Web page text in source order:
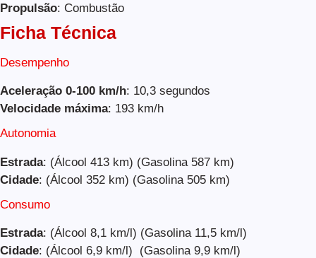
Propulsão: Combustão
Ficha Técnica
Desempenho
Aceleração 0-100 km/h: 10,3 segundos
Velocidade máxima: 193 km/h
Autonomia
Estrada: (Álcool 413 km) (Gasolina 587 km)
Cidade: (Álcool 352 km) (Gasolina 505 km)
Consumo
Estrada: (Álcool 8,1 km/l) (Gasolina 11,5 km/l)
Cidade: (Álcool 6,9 km/l) (Gasolina 9,9 km/l)